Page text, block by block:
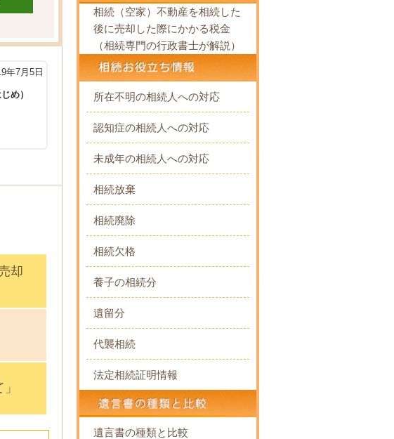
年7月5日
め）
却
相続（空家）不動産を相続した
後に売却した際にかかる税金
（相続専門の行政書士が解説）
所在不明の相続人への対応
認知症の相続人への対応
未成年の相続人への対応
相続放棄
相続廃除
相続欠格
養子の相続分
遺留分
代襲相続
法定相続証明情報
遺言書の種類と比較